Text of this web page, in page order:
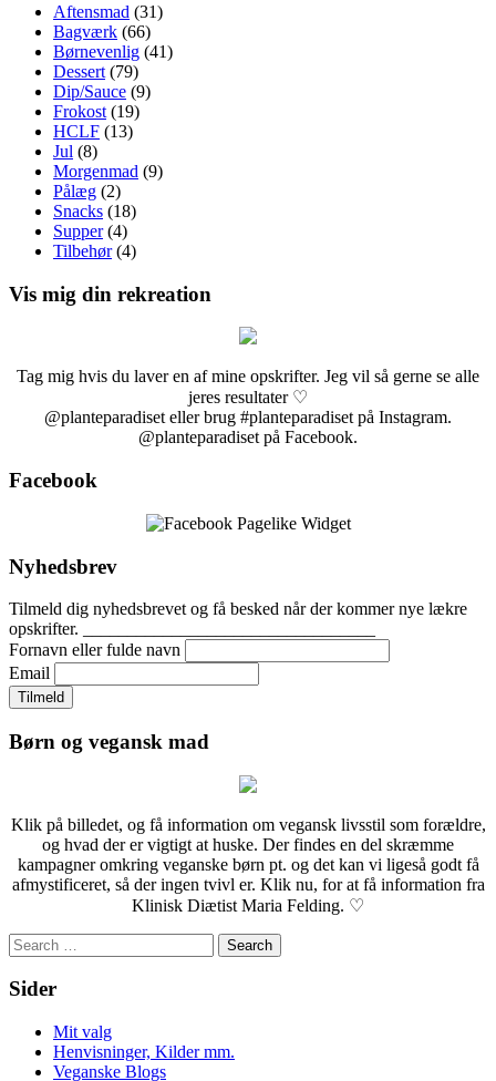
Aftensmad (31)
Bagværk (66)
Børnevenlig (41)
Dessert (79)
Dip/Sauce (9)
Frokost (19)
HCLF (13)
Jul (8)
Morgenmad (9)
Pålæg (2)
Snacks (18)
Supper(4)
Tilbehør(4)
Vis mig din rekreation
Tag mig hvis du laver en af mine opskrifter. Jeg vil så gerne se alle
jeres resultater ♡
@planteparadiset eller brug #planteparadiset på Instagram.
@planteparadiset på Facebook.
Facebook
Nyhedsbrev
Tilmeld dig nyhedsbrevet og få besked når der kommer nye lækre
opskrifter. _________________________________
Fornavn eller fulde navn
Email
Børn og vegansk mad
Klik på billedet, og få information om vegansk livsstil som forældre,
og hvad der er vigtigt at huske. Der findes en del skræmme
kampagner omkring veganske børn pt. og det kan vi ligeså godt få
afmystificeret, så der ingen tvivl er. Klik nu, for at få information fra
Klinisk Diætist Maria Felding. ♡
Search
for:
Sider
Mit valg
Henvisninger, Kilder mm.
Veganske Blogs